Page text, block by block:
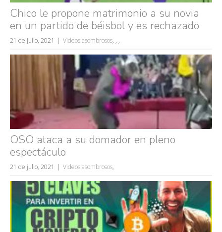
Búsquedas populares
mujeres guapas
volver a nacer
accidentes
wtf
rusos
caídas
fails
Chico le propone matrimonio a su novia
en un partido de béisbol y es rechazado
21 de julio, 2021 Videos asombrosos, , ,
OSO ataca a su domador en pleno
espectáculo
21 de julio, 2021 Videos asombrosos,